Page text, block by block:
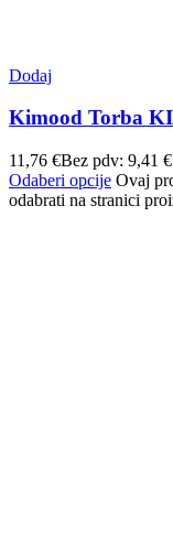
Dodaj
Kimood Torba
11,76 €Bez pdv: 9,41 €
Odaberi opcije Ovaj
odabrati na stranici